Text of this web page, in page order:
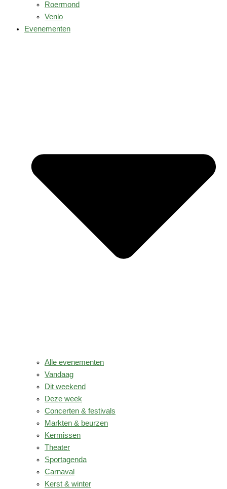
Roermond
Venlo
Evenementen
Alle evenementen
Vandaag
Dit weekend
Deze week
Concerten & festivals
Markten & beurzen
Kermissen
Theater
Sportagenda
Carnaval
Kerst & winter